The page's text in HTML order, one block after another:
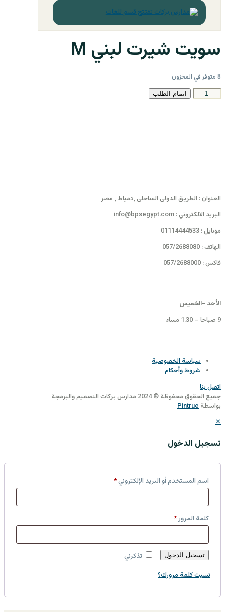
سويت شيرت لبني M
8 متوفر في المخزون
كمية
سويت
اتمام الطلب
العنوان : الطريق الدولى الساحلى ,دمياط , مصر
البريد الالكتروني : info@bpsegypt.com
موبايل : 01114444533
الهاتف : 057/2688080
فاكس : 057/2688000
الأحد -الخميس
9 صباحا – 1.30 مساء
سياسة الخصوصية
شروط وأحكام
اتصل بنا
جميع الحقوق محفوظة © 2024 مدارس بركات التصميم والبرمجة
بواسطة Pintrue
✕
تسجيل الدخول
اسم المستخدم أو البريد الإلكتروني*
كلمة المرور *
تذكرني تسجيل الدخول
نسيت كلمة مرورك؟